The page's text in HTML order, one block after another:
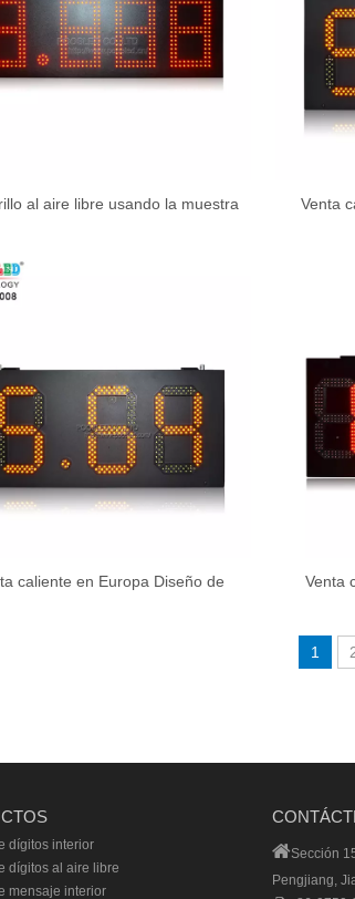
al aire libre usando la muestra
Venta
caliente en Europa Diseño de
Venta
1
dígitos interior
dígitos al aire libre
mensaje interior
Sección
Pengjiang,